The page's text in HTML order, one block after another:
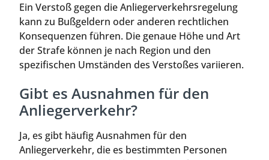
Ein Verstoß gegen die Anliegerverkehrsregelung
kann zu Bußgeldern oder anderen rechtlichen
Konsequenzen führen. Die genaue Höhe und Art
der Strafe können je nach Region und den
spezifischen Umständen des Verstoßes variieren.
Gibt es Ausnahmen für den
Anliegerverkehr?
Ja, es gibt häufig Ausnahmen für den
Anliegerverkehr, die es bestimmten Personen